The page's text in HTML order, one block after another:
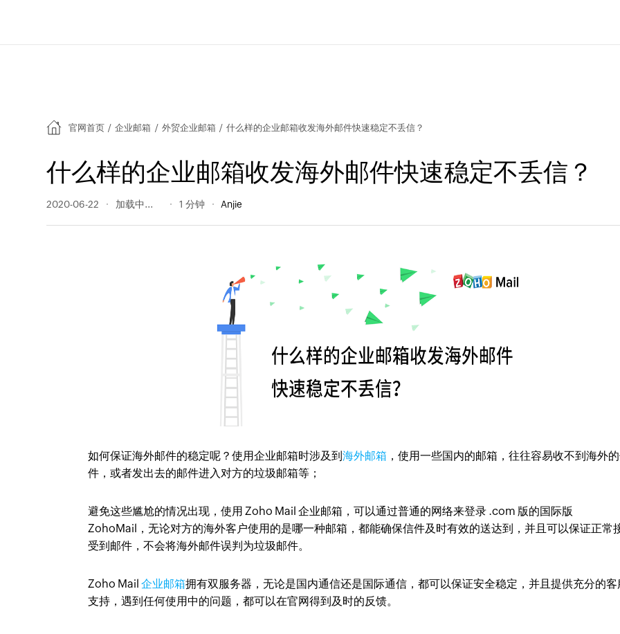
官网首页 / 企业邮箱 / 外贸企业邮箱 / 什么样的企业邮箱收发海外邮件快速稳定不丢信？
什么样的企业邮箱收发海外邮件快速稳定不丢信？
2020-06-22 401 阅读量 1 分钟 Anjie
如何保证海外邮件的稳定呢？使用企业邮箱时涉及到海外邮箱 ，使用一些国内的邮箱，往往容易收不到海外
件，或者发出去的邮件进入对方的垃圾邮箱等；
避免这些尴尬的情况出现，使用 Zoho Mail 企业邮箱，可以通过普通的网络来登录 .com 版的国际版
ZohoMail，无论对方的海外客户使用的是哪一种邮箱，都能确保信件及时有效的送达到，并且可以保证正常
受到邮件，不会将海外邮件误判为垃圾邮件。
Zoho Mail企业邮箱拥有双服务器，无论是国内通信还是国际通信，都可以保证安全稳定，并且提供充分的客
支持，遇到任何使用中的问题，都可以在官网得到及时的反馈。